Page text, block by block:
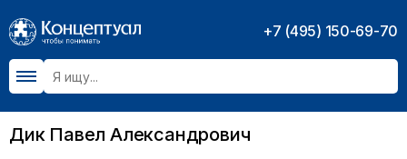
+7 (495) 150-69-70
Дик Павел Александрович